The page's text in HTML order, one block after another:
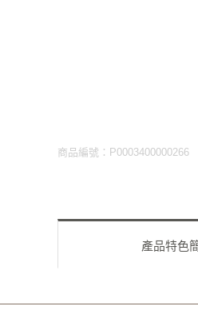
商品編號：P0003400000266
產品特色